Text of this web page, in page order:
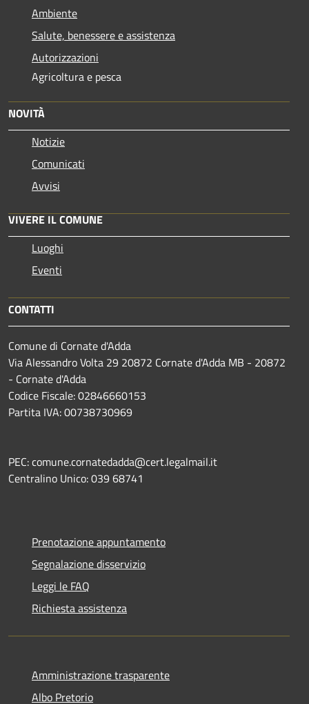
Ambiente
Salute, benessere e assistenza
Autorizzazioni
Agricoltura e pesca
NOVITÀ
Notizie
Comunicati
Avvisi
VIVERE IL COMUNE
Luoghi
Eventi
CONTATTI
Comune di Cornate d'Adda
Via Alessandro Volta 29 20872 Cornate d'Adda MB - 20872
- Cornate d'Adda
Codice Fiscale: 02846660153
Partita IVA: 00738730969
PEC: comune.cornatedadda@cert.legalmail.it
Centralino Unico: 039 68741
Prenotazione appuntamento
Segnalazione disservizio
Leggi le FAQ
Richiesta assistenza
Amministrazione trasparente
Albo Pretorio